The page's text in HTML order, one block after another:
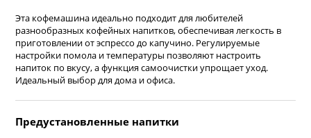
Эта кофемашина идеально подходит для любителей
разнообразных кофейных напитков, обеспечивая легкость в
приготовлении от эспрессо до капучино. Регулируемые
настройки помола и температуры позволяют настроить
напиток по вкусу, а функция самоочистки упрощает уход.
Идеальный выбор для дома и офиса.
Предустановленные напитки